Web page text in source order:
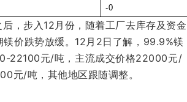
-0
，步入12月份，随着工厂去库存及资金
价跌势放缓。 12月2日了解，99.9%镁
22100元/吨 ，主流成交价格22000元/
元/吨，其他地区跟随调整。